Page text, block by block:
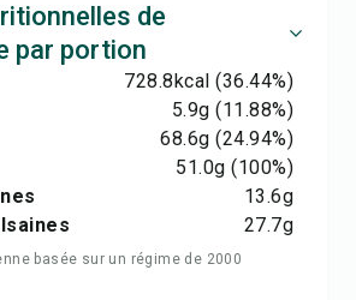
de
par portion
728.8kcal (36.44%)
5.9g (11.88%)
68.6g (24.94%)
51.0g (100%)
13.6g
27.7g
basée sur un régime de 2000